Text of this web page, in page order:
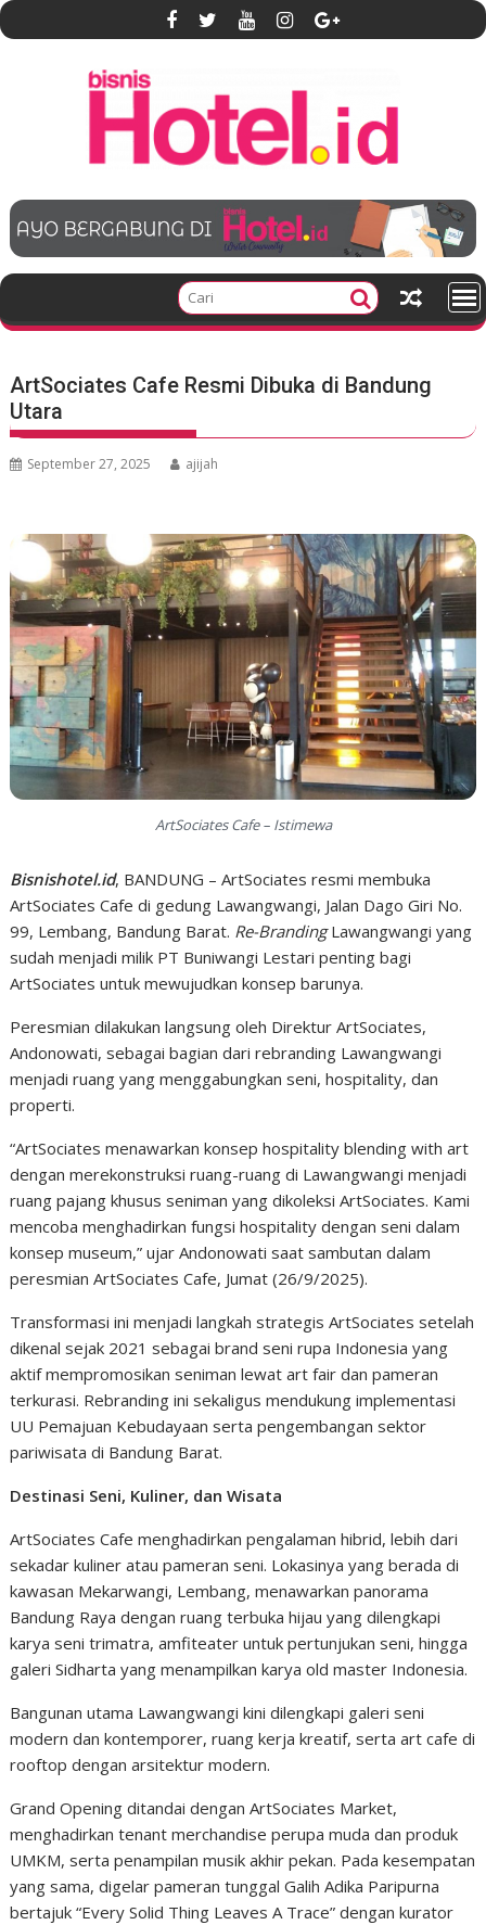
S
k
e
t
ArtSociates Cafe Resmi Dibuka di Bandung
Utara
September 27, 2025 ajijah
ArtSociates Cafe – Istimewa
Bisnishotel.id, BANDUNG – ArtSociates resmi membuka
ArtSociates Cafe di gedung Lawangwangi, Jalan Dago Giri No.
99, Lembang, Bandung Barat. Re-BrandingLawangwangi yang
sudah menjadi milik PT Buniwangi Lestari penting bagi
ArtSociates untuk mewujudkan konsep barunya.
Peresmian dilakukan langsung oleh Direktur ArtSociates,
Andonowati, sebagai bagian dari rebranding Lawangwangi
menjadi ruang yang menggabungkan seni, hospitality, dan
properti.
“ArtSociates menawarkan konsep hospitality blending with art
dengan merekonstruksi ruang-ruang di Lawangwangi menjadi
ruang pajang khusus seniman yang dikoleksi ArtSociates. Kami
mencoba menghadirkan fungsi hospitality dengan seni dalam
konsep museum,” ujar Andonowati saat sambutan dalam
peresmian ArtSociates Cafe, Jumat (26/9/2025).
Transformasi ini menjadi langkah strategis ArtSociates setelah
dikenal sejak 2021 sebagai brand seni rupa Indonesia yang
aktif mempromosikan seniman lewat art fair dan pameran
terkurasi. Rebranding ini sekaligus mendukung implementasi
UU Pemajuan Kebudayaan serta pengembangan sektor
pariwisata di Bandung Barat.
Destinasi Seni, Kuliner, dan Wisata
ArtSociates Cafe menghadirkan pengalaman hibrid, lebih dari
sekadar kuliner atau pameran seni. Lokasinya yang berada di
kawasan Mekarwangi, Lembang, menawarkan panorama
Bandung Raya dengan ruang terbuka hijau yang dilengkapi
karya seni trimatra, amfiteater untuk pertunjukan seni, hingga
galeri Sidharta yang menampilkan karya old master Indonesia.
Bangunan utama Lawangwangi kini dilengkapi galeri seni
modern dan kontemporer, ruang kerja kreatif, serta art cafe di
rooftop dengan arsitektur modern.
Grand Opening ditandai dengan ArtSociates Market,
menghadirkan tenant merchandise perupa muda dan produk
UMKM, serta penampilan musik akhir pekan. Pada kesempatan
yang sama, digelar pameran tunggal Galih Adika Paripurna
bertajuk “Every Solid Thing Leaves A Trace” dengan kurator